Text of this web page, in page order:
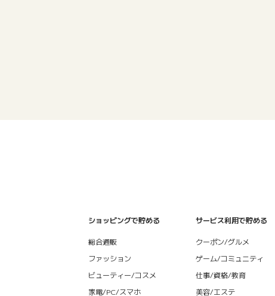
ショッピングで貯める
総合通販
ファッション
ビューティー/コスメ
家電/PC/スマホ
サービス利用で貯める
クーポン/グルメ
ゲーム/コミュニティ
仕事/資格/教育
美容/エステ